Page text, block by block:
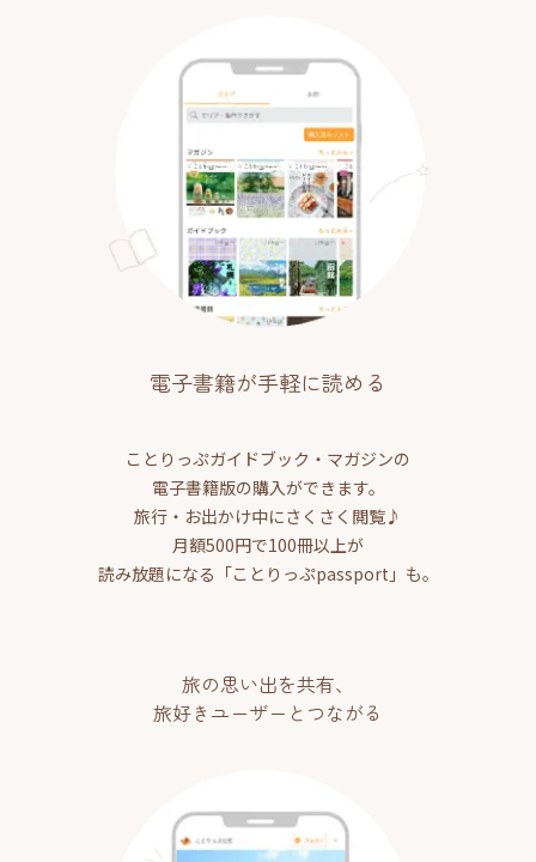
電子書籍が手軽に読める
ことりっぷガイドブック・マガジンの
電子書籍版の購入ができます。
旅行・お出かけ中にさくさく閲覧♪
月額500円で100冊以上が
読み放題になる「ことりっぷpassport」も。
旅の思い出を共有、
旅好きユーザーとつながる